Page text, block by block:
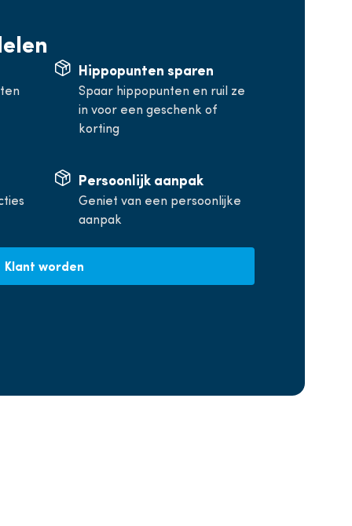
Hippopunten sparen
Spaar hippopunten en ruil ze
in voor een geschenk of
korting
Persoonlijk aanpak
Geniet van een persoonlijke
aanpak
Klant worden